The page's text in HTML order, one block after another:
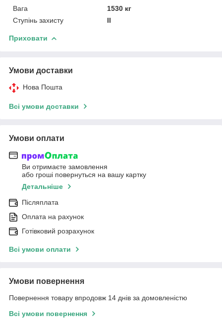
Вага
1530 кг
Ступінь захисту
II
Приховати
Умови доставки
Нова Пошта
Всі умови доставки
Умови оплати
Ви отримаєте замовлення
або гроші повернуться на вашу картку
Детальніше
Післяплата
Оплата на рахунок
Готівковий розрахунок
Всі умови оплати
Умови повернення
Повернення товару впродовж 14 днів за домовленістю
Всі умови повернення